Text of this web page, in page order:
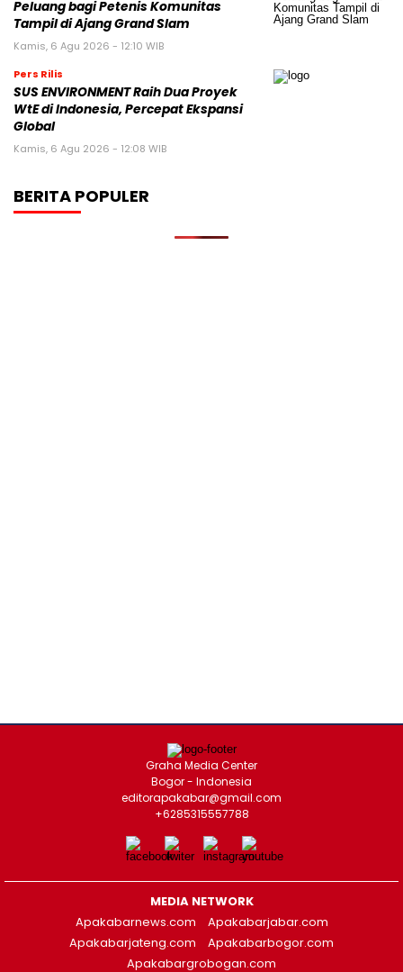
Peluang bagi Petenis Komunitas
Tampil di Ajang Grand Slam
Kamis, 6 Agu 2026 - 12:10 WIB
Pers Rilis
SUS ENVIRONMENT Raih Dua Proyek
WtE di Indonesia, Percepat Ekspansi
Global
Kamis, 6 Agu 2026 - 12:08 WIB
BERITA POPULER
Graha Media Center
Bogor - Indonesia
editorapakabar@gmail.com
+6285315557788
MEDIA NETWORK
Apakabarnews.com
Apakabarjabar.com
Apakabarjateng.com
Apakabarbogor.com
Apakabargrobogan.com